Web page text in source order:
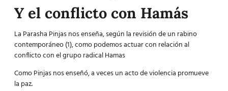
Y el conflicto con Hamás
La Parasha Pinjas nos enseña, según la revisión de un rabino
contemporáneo (1), como podemos actuar con relación al
conflicto con el grupo radical Hamas
Como Pinjas nos enseñó, a veces un acto de violencia promueve
la paz.